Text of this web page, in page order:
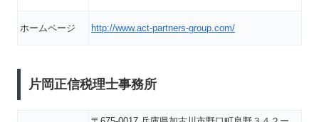
ホームページ http://www.act-partners-group.com/
片岡正信税理士事務所